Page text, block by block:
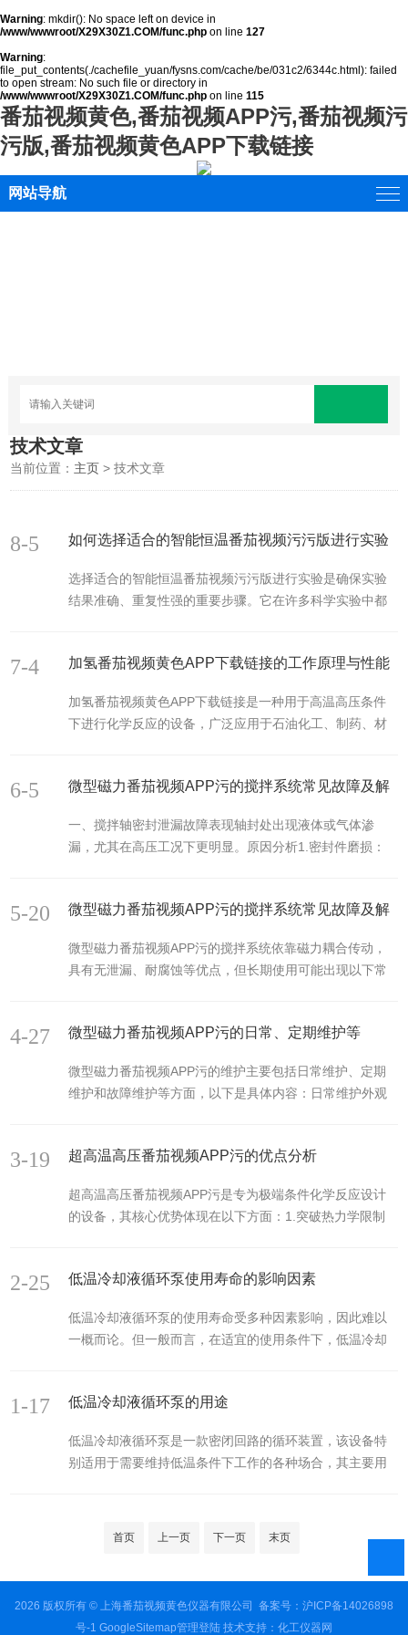
Warning: mkdir(): No space left on device in
/www/wwwroot/X29X30Z1.COM/func.php on line 127
Warning:
file_put_contents(./cachefile_yuan/fysns.com/cache/be/031c2/6344c.html): failed
to open stream: No such file or directory in
/www/wwwroot/X29X30Z1.COM/func.php on line 115
番茄视频黄色,番茄视频APP污,番茄视频污
污版,番茄视频黄色APP下载链接
网站导航
技术文章
当前位置： 主页 > 技术文章
如何选择适合的智能恒温番茄视频污污版进行实验
选择适合的智能恒温番茄视频污污版进行实验是确保实验
结果准确、重复性强的重要步骤。它在许多科学实验中都
理想的环境条件。下面将从多个方面探讨如何选择合适的
中所需的温度范围是选择的基本考虑因素。不同的实验可
能需要不同的加热温度，因此，首先要明确实验对温度的
常见的温度范围在常温到几百摄氏度之间。因此，选...
8-5
加氢番茄视频黄色APP下载链接的工作原理与性能
加氢番茄视频黄色APP下载链接是一种用于高温高压条件
下进行化学反应的设备，广泛应用于石油化工、制药、材
一、工作原理加氢番茄视频黄色APP下载链接的基本工作
应物发生化学反应。内部通常由不锈钢等耐高温高压的材
料制造，内部设有番茄视频APP污、加热装置、压力控制
催化剂发生加氢反应，生成所需的产物。二、性能优化在
加氢番茄视频黄色APP下载链接的使用过程中，...
7-4
微型磁力番茄视频APP污的搅拌系统常见故障及解
一、搅拌轴密封泄漏故障表现轴封处出现液体或气体渗
漏，尤其在高压工况下更明显。原因分析1.密封件磨损：
过大：磁力耦合器的轴向定位装置失效，导致搅拌轴上下
过密封件的设计承压范围（如机械密封额定压力
≤1.6MPa）。解决方法更换或调整密封件：1.机械密封：
件；重新调整弹簧压缩量（通常为2~...
6-5
微型磁力番茄视频APP污的搅拌系统常见故障及解
微型磁力番茄视频APP污的搅拌系统依靠磁力耦合传动，
具有无泄漏、耐腐蚀等优点，但长期使用可能出现以下常
不转动。原因分析1.磁力耦合器故障：磁钢磨损或错位，
或形变），磁力衰减。2.机械卡顿：搅拌轴与密封件（如
机械密封）摩擦过大，或釜内固体颗粒卡住搅拌桨。3.电
低）。电机绕组故障、电源电压不稳...
5-20
微型磁力番茄视频APP污的日常、定期维护等
微型磁力番茄视频APP污的维护主要包括日常维护、定期
维护和故障维护等方面，以下是具体内容：日常维护外观
擦拭，避免使用尖锐或硬质的工具刮擦，以免损坏番茄视
密封部位，包括釜盖与釜体之间的密封、搅拌轴与釜体之
间的密封等。确保密封件无损坏、变形或老化，如有泄漏
转动是否平稳，有无异常噪音或卡顿现象。检查搅拌桨是
否松动或损坏...
4-27
超高温高压番茄视频APP污的优点分析
超高温高压番茄视频APP污是专为极端条件化学反应设计
的设备，其核心优势体现在以下方面：1.突破热力学限制
极端条件模拟：复现地球深部（高温高压）或行星内核环
高压结构：采用特种合金（如Inconel、哈氏合金）或陶
瓷，耐受1000℃以上高温及数百MPa压力。耐腐蚀设计：
化性介质侵蚀。3.安...
3-19
低温冷却液循环泵使用寿命的影响因素
低温冷却液循环泵的使用寿命受多种因素影响，因此难以
一概而论。但一般而言，在适宜的使用条件下，低温冷却
环境可以显著延长低温冷却液循环泵的使用寿命。例如，
可以避免因阳光照射、工作温度过高或环境湿冷等因素导
致的设备损耗。介质选择：选择合适的液体介质对低温冷
2-25
低温冷却液循环泵的用途
低温冷却液循环泵是一款密闭回路的循环装置，该设备特
别适用于需要维持低温条件下工作的各种场合，其主要用
环境，确保药物生产的纯净度和安全性。二、工业制造在
1-17
首页 上一页 下一页 末页
2026 版权所有 © 上海番茄视频黄色仪器有限公司 备案号：沪ICP备14026898
号-1 GoogleSitemap管理登陆技术支持： 化工仪器网